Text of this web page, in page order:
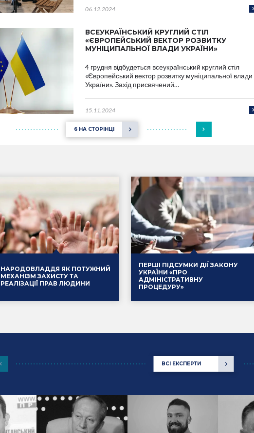
06.12.2024
ВСЕУКРАЇНСЬКИЙ КРУГЛИЙ СТІЛ
«ЄВРОПЕЙСЬКИЙ ВЕКТОР РОЗВИТКУ
МУНІЦИПАЛЬНОЇ ВЛАДИ УКРАЇНИ»
4 грудня відбудеться всеукраїнський круглий стіл
«Європейський вектор розвитку муніципальної влади
України». Захід присвячений…
15.11.2024
6 НА СТОРІНЦІ
НАРОДОВЛАДДЯ ЯК ПОТУЖНИЙ
МЕХАНІЗМ ЗАХИСТУ ТА
РЕАЛІЗАЦІЇ ПРАВ ЛЮДИНИ
16.01.2025 Події
ПЕРШІ ПІДСУМКИ ДІЇ ЗАКОНУ
УКРАЇНИ «ПРО
АДМІНІСТРАТИВНУ
ПРОЦЕДУРУ»
14.01.2025 Події
ВСІ ЕКСПЕРТИ